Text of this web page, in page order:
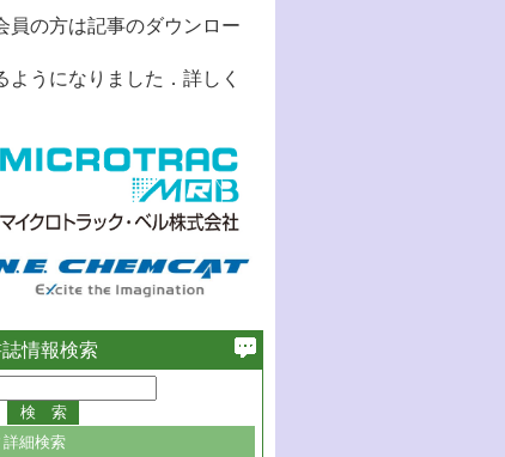
員の方は記事のダウンロー
うになりました．詳しく
情報検索
細検索